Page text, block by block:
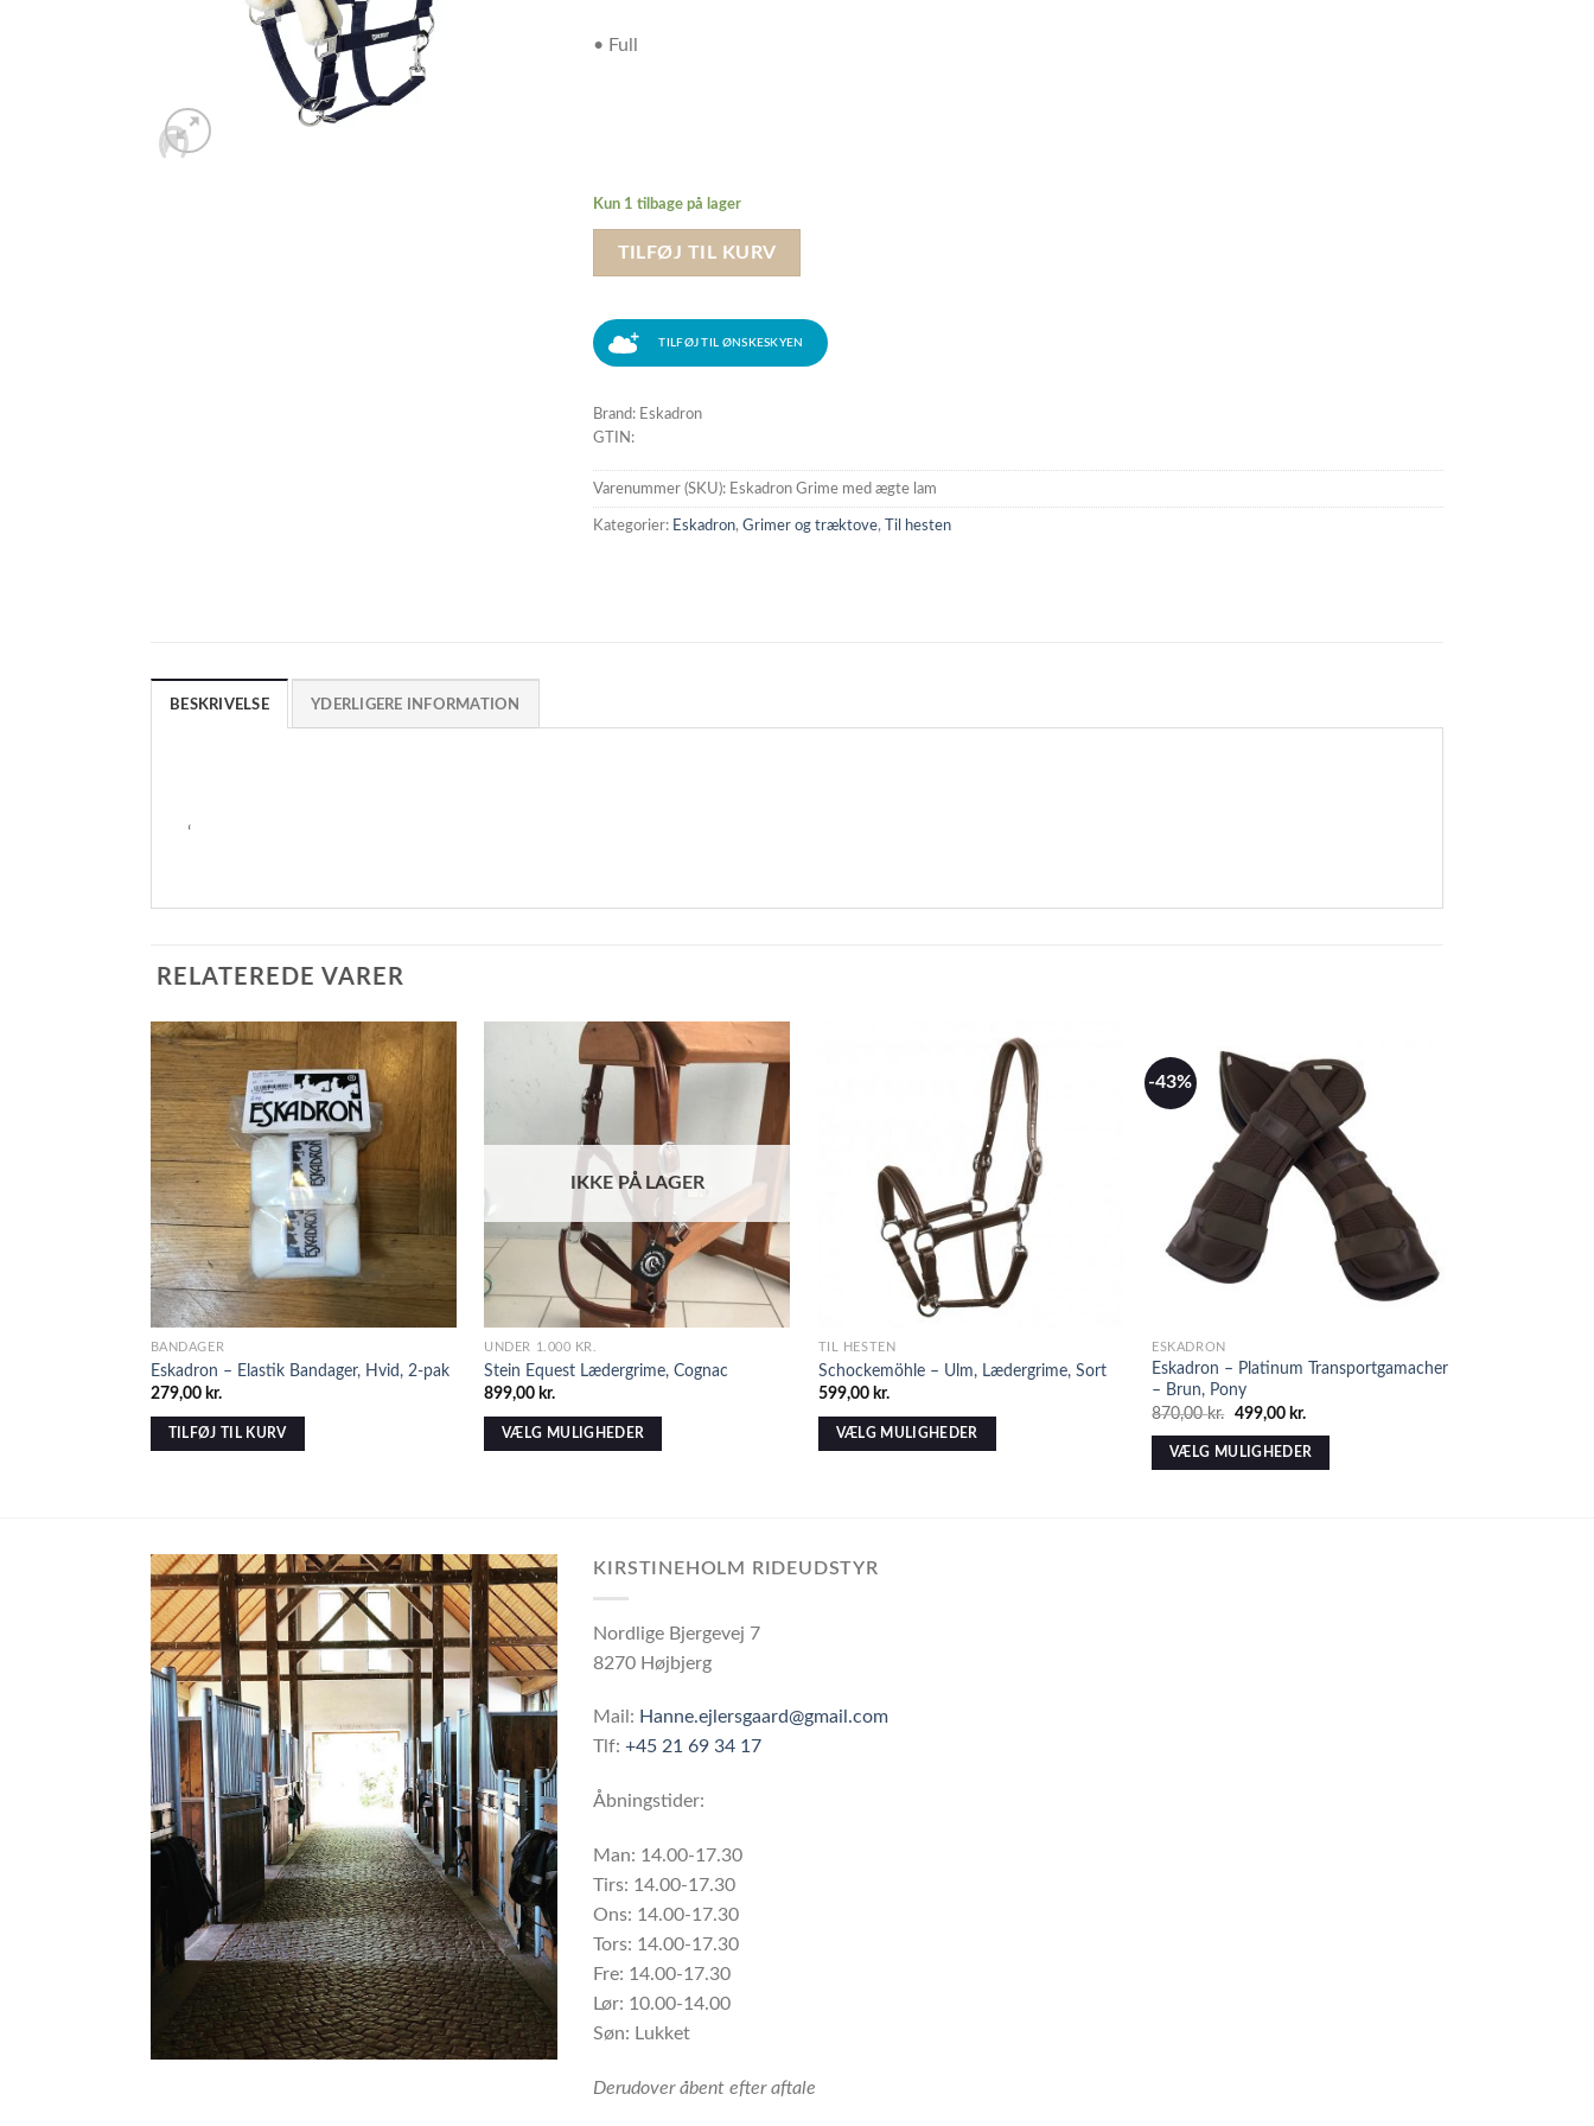
• Full
Kun 1 tilbage på lager
TILFØJ TIL KURV
TILFØJ TIL ØNSKESKYEN
Brand: Eskadron
GTIN:
Varenummer (SKU): Eskadron Grime med ægte lam
Kategorier: Eskadron,Grimer og træktove, Til hesten
BESKRIVELSE YDERLIGERE INFORMATION
‘
RELATEREDE VARER
BANDAGER
Eskadron – Elastik Bandager, Hvid, 2-pak
279,00 kr.
TILFØJ TIL KURV
IKKE PÅ LAGER
UNDER 1.000 KR.
Stein Equest Lædergrime, Cognac
899,00 kr.
VÆLG MULIGHEDER
TIL HESTEN
Schockemöhle – Ulm, Lædergrime, Sort
599,00 kr.
VÆLG MULIGHEDER
-43%
ESKADRON
Eskadron – Platinum Transportgamacher
– Brun, Pony
870,00kr. 499,00 kr.
VÆLG MULIGHEDER
KIRSTINEHOLM RIDEUDSTYR
Nordlige Bjergevej 7
8270 Højbjerg
Mail: Hanne.ejlersgaard@gmail.com
Tlf:+45 21 69 34 17
Åbningstider:
Man: 14.00-17.30
Tirs: 14.00-17.30
Ons: 14.00-17.30
Tors: 14.00-17.30
Fre: 14.00-17.30
Lør: 10.00-14.00
Søn: Lukket
Derudover åbent efter aftale